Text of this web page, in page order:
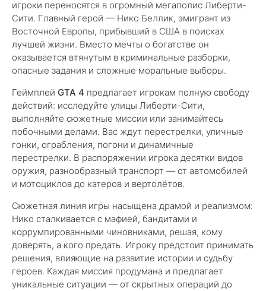
игроки переносятся в огромный мегаполис Либерти-
Сити. Главный герой — Нико Беллик, эмигрант из
Восточной Европы, прибывший в США в поисках
лучшей жизни. Вместо мечты о богатстве он
оказывается втянутым в криминальные разборки,
опасные задания и сложные моральные выборы.
Геймплей GTA 4 предлагает игрокам полную свободу
действий: исследуйте улицы Либерти-Сити,
выполняйте сюжетные миссии или занимайтесь
побочными делами. Вас ждут перестрелки, уличные
гонки, ограбления, погони и динамичные
перестрелки. В распоряжении игрока десятки видов
оружия, разнообразный транспорт — от автомобилей
и мотоциклов до катеров и вертолётов.
Сюжетная линия игры насыщена драмой и реализмом:
Нико сталкивается с мафией, бандитами и
коррумпированными чиновниками, решая, кому
доверять, а кого предать. Игроку предстоит принимать
решения, влияющие на развитие истории и судьбу
героев. Каждая миссия продумана и предлагает
уникальные ситуации — от скрытных операций до